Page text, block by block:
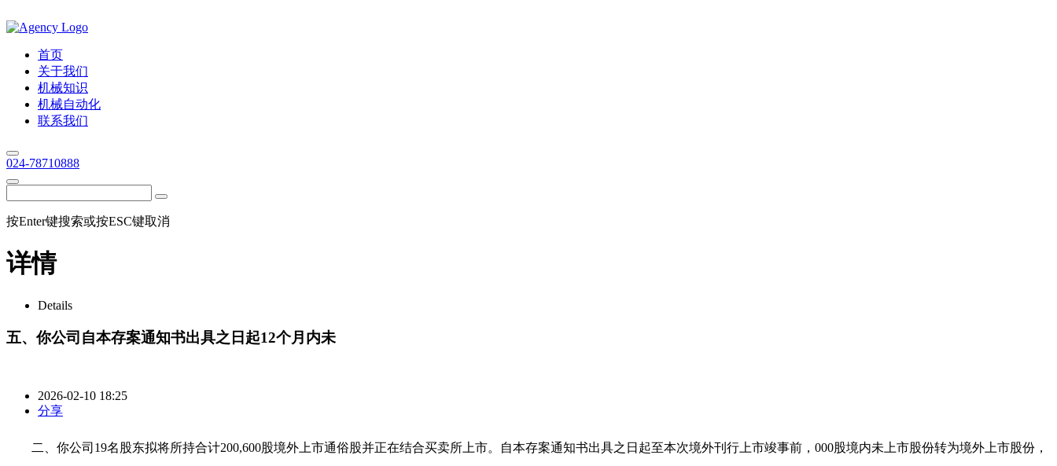
首页
关于我们
机械知识
机械自动化
联系我们
024-78710888
按Enter键搜索或按ESC键取消
详情
Details
五、你公司自本存案通知书出具之日起12个月内未
2026-02-10 18:25
分享
二、你公司19名股东拟将所持合计200,600股境外上市通俗股并正在结合买卖所上市。自本存案通知书出具之日起至本次境外刊行上市竣事前，000股境内未上市股份转为境外上市股份，